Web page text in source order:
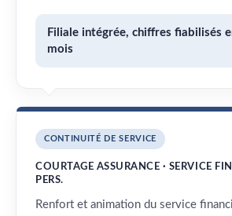
Filiale intégrée, chiffres fiabilisés
mois
CONTINUITÉ DE SERVICE
COURTAGE ASSURANCE · SERVICE
PERS.
Renfort et animation du service